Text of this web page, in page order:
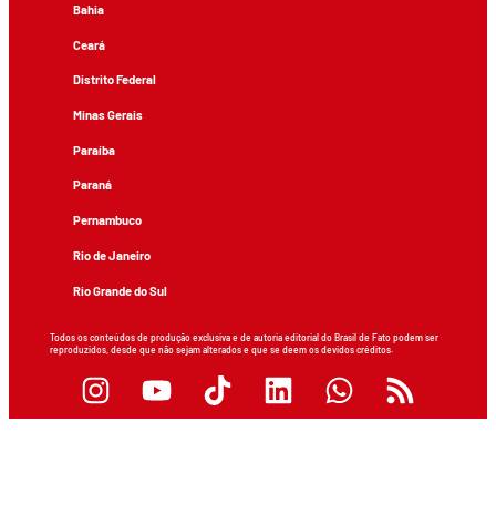
Bahia
Ceará
Distrito Federal
Minas Gerais
Paraíba
Paraná
Pernambuco
Rio de Janeiro
Rio Grande do Sul
Todos os conteúdos de produção exclusiva e de autoria editorial do Brasil de Fato podem ser
reproduzidos, desde que não sejam alterados e que se deem os devidos créditos.